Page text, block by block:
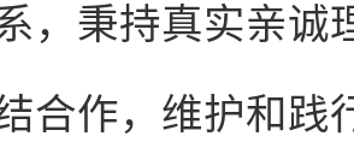
，秉持真实亲诚
合作，维护和践